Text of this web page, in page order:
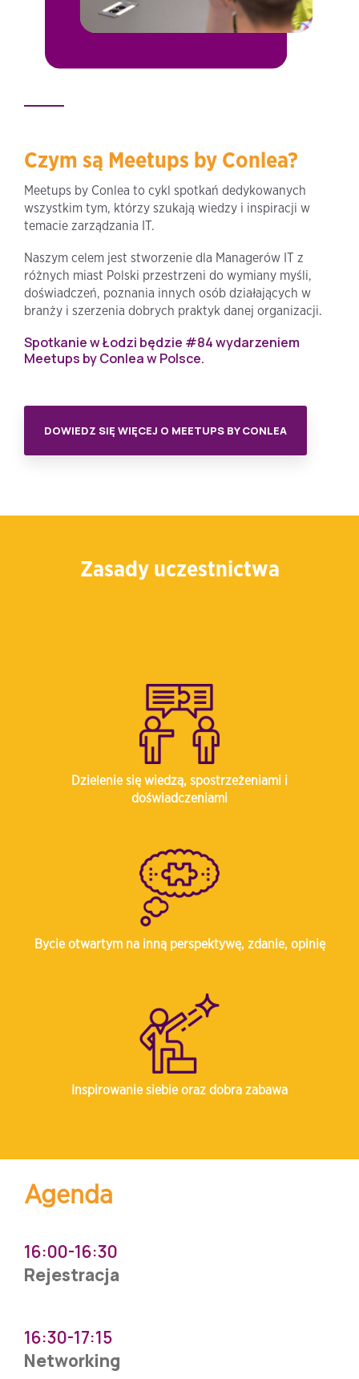
Czym są Meetups by Conlea?
Meetups by Conlea to cykl spotkań dedykowanych
wszystkim tym, którzy szukają wiedzy i inspiracji w
temacie zarządzania IT.
Naszym celem jest stworzenie dla Managerów IT z
różnych miast Polski przestrzeni do wymiany myśli,
doświadczeń, poznania innych osób działających w
branży i szerzenia dobrych praktyk danej organizacji.
Spotkanie w Łodzi będzie #84 wydarzeniem
Meetups by Conlea w Polsce.
DOWIEDZ SIĘ WIĘCEJ O MEETUPS BY CONLEA
Zasady uczestnictwa
Dzielenie się wiedzą, spostrzeżeniami i
doświadczeniami
Bycie otwartym na inną perspektywę, zdanie, opinię
Inspirowanie siebie oraz dobra zabawa
Agenda
16:00-16:30
Rejestracja
16:30-17:15
Networking